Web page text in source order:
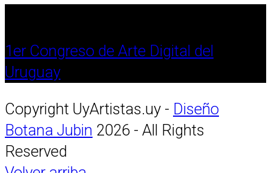
1er Congreso de Arte Digital del
Uruguay
Copyright UyArtistas.uy - Diseño
Botana Jubin 2026 - All Rights
Reserved